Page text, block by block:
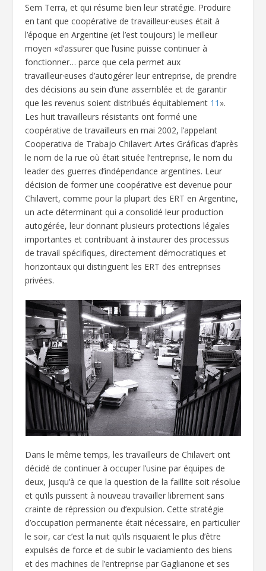
Sem Terra, et qui résume bien leur stratégie. Produire
en tant que coopérative de travailleur·euses était à
l’époque en Argentine (et l’est toujours) le meilleur
moyen «d’assurer que l’usine puisse continuer à
fonctionner… parce que cela permet aux
travailleur·euses d’autogérer leur entreprise, de prendre
des décisions au sein d’une assemblée et de garantir
que les revenus soient distribués équitablement 11 ».
Les huit travailleurs résistants ont formé une
coopérative de travailleurs en mai 2002, l’appelant
Cooperativa de Trabajo Chilavert Artes Gráficas d’après
le nom de la rue où était située l’entreprise, le nom du
leader des guerres d’indépendance argentines. Leur
décision de former une coopérative est devenue pour
Chilavert, comme pour la plupart des ERT en Argentine,
un acte déterminant qui a consolidé leur production
autogérée, leur donnant plusieurs protections légales
importantes et contribuant à instaurer des processus
de travail spécifiques, directement démocratiques et
horizontaux qui distinguent les ERT des entreprises
privées.
Dans le même temps, les travailleurs de Chilavert ont
décidé de continuer à occuper l’usine par équipes de
deux, jusqu’à ce que la question de la faillite soit résolue
et qu’ils puissent à nouveau travailler librement sans
crainte de répression ou d’expulsion. Cette stratégie
d’occupation permanente était nécessaire, en particulier
le soir, car c’est la nuit qu’ils risquaient le plus d’être
expulsés de force et de subir le vaciamiento des biens
et des machines de l’entreprise par Gaglianone et ses